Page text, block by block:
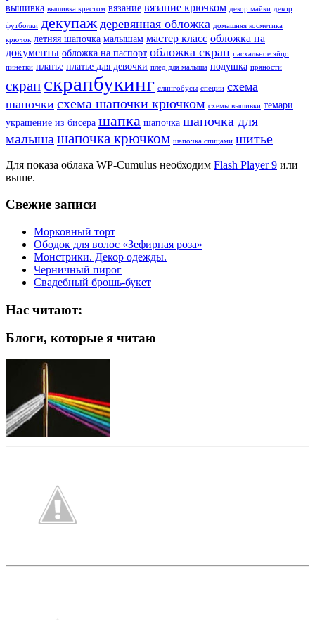
вышивка вышивка крестом вязание вязание крючком декор майки декор
футболки декупаж деревянная обложка домашняя косметика
крючок летняя шапочка малышам мастер класс обложка на
документы обложка на паспорт обложка скрап пасхальное яйцо
пинетки платье платье для девочки плед для малыша подушка пряности
скрап скрапбукинг слингобусы специи схема
шапочки схема шапочки крючком схемы вышивки темари
украшение из бисера шапка шапочка шапочка для
малыша шапочка крючком шапочка спицами шитье
Для показа облака WP-Cumulus необходим Flash Player 9 или
выше.
Свежие записи
Морковный торт
Ободок для волос «Зефирная роза»
Монстрики. Декор одежды.
Черничный пирог
Свадебный брошь-букет
Нас читают:
Блоги, которые я читаю